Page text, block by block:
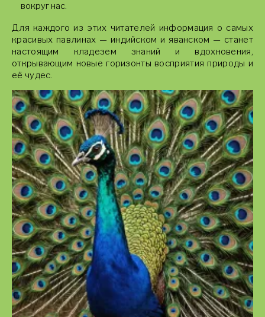
вокруг нас.
Для каждого из этих читателей информация о самых
красивых павлинах — индийском и яванском — станет
настоящим кладезем знаний и вдохновения,
открывающим новые горизонты восприятия природы и
её чудес.